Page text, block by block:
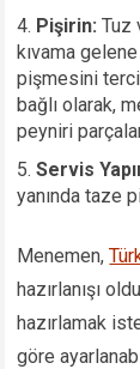
Pişirin: Tuz
kıvama
pişmesini
bağlı olarak,
peyniri
Servis
yanında taze
Menemen,
hazırlanışı
hazırlamak
göre